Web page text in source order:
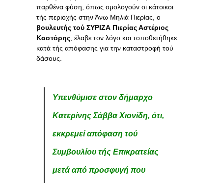
παρθένα φύση, όπως ομολογούν οι κάτοικοι
τής περιοχής στην Άνω Μηλιά Πιερίας, ο
βουλευτής τού ΣΥΡΙΖΑ Πιερίας Αστέριος
Καστόρης , έλαβε τον λόγο και τοποθετήθηκε
κατά τής απόφασης για την καταστροφή τού
δάσους.
Υπενθύμισε στον δήμαρχο
Κατερίνης Σάββα Χιονίδη, ότι,
εκκρεμεί απόφαση τού
Συμβουλίου τής Επικρατείας
μετά από προσφυγή που